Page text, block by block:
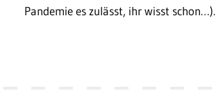
Pandemie es zulässt, ihr wisst schon…).